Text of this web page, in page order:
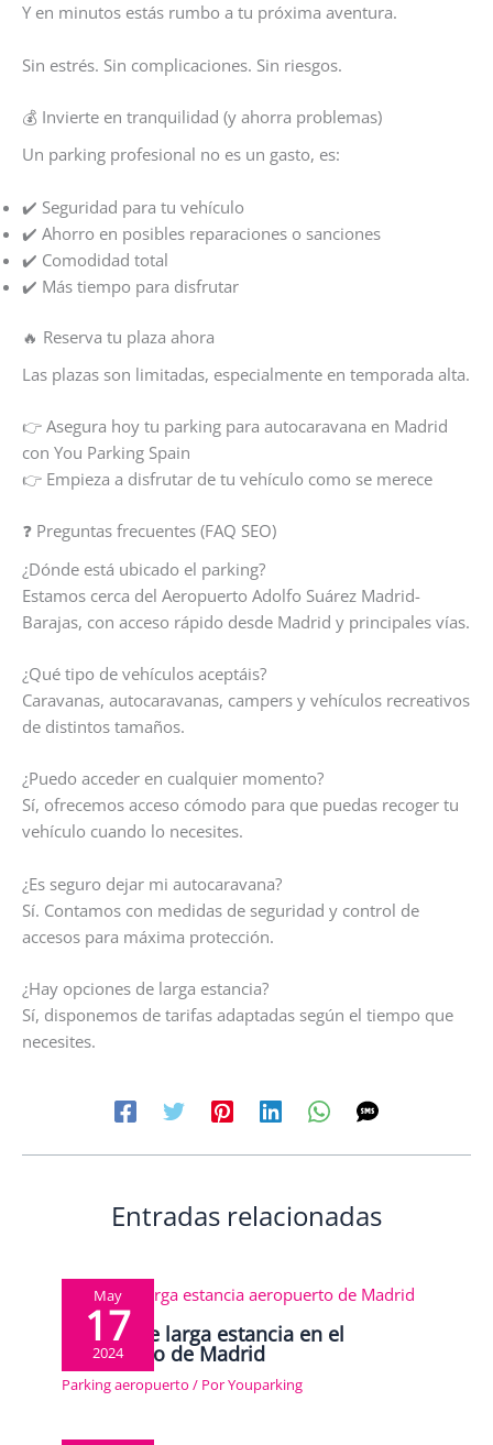
Y en minutos estás rumbo a tu próxima aventura.
Sin estrés. Sin complicaciones. Sin riesgos.
💰 Invierte en tranquilidad (y ahorra problemas)
Un parking profesional no es un gasto, es:
✔️ Seguridad para tu vehículo
✔️ Ahorro en posibles reparaciones o sanciones
✔️ Comodidad total
✔️ Más tiempo para disfrutar
🔥 Reserva tu plaza ahora
Las plazas son limitadas, especialmente en temporada alta.
👉 Asegura hoy tu parking para autocaravana en Madrid
con You Parking Spain
👉 Empieza a disfrutar de tu vehículo como se merece
❓ Preguntas frecuentes (FAQ SEO)
¿Dónde está ubicado el parking?
Estamos cerca del Aeropuerto Adolfo Suárez Madrid-
Barajas, con acceso rápido desde Madrid y principales vías.
¿Qué tipo de vehículos aceptáis?
Caravanas, autocaravanas, campers y vehículos recreativos
de distintos tamaños.
¿Puedo acceder en cualquier momento?
Sí, ofrecemos acceso cómodo para que puedas recoger tu
vehículo cuando lo necesites.
¿Es seguro dejar mi autocaravana?
Sí. Contamos con medidas de seguridad y control de
accesos para máxima protección.
¿Hay opciones de larga estancia?
Sí, disponemos de tarifas adaptadas según el tiempo que
necesites.
Entradas relacionadas
May
17
2024
Parking de larga estancia en el
aeropuerto de Madrid
Parking aeropuerto / PorYouparking